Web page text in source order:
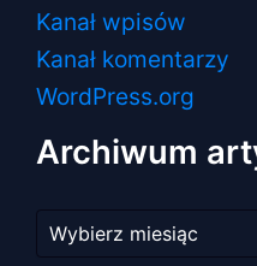
Kanał wpisów
Kanał komentarzy
WordPress.org
Archiwum
artykułów